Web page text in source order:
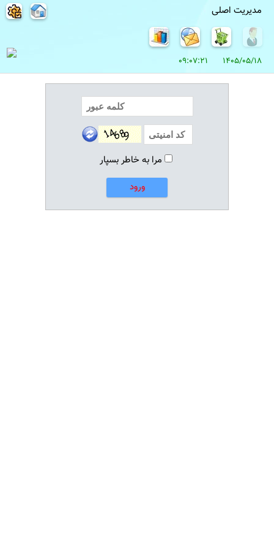
مدیریت اصلی
1405/05/18 09:07:21
مرا به خاطر بسپار